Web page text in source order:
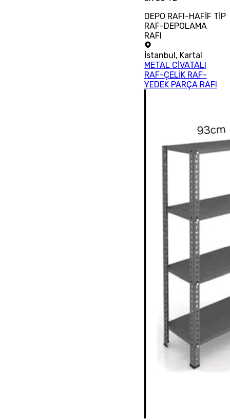
DEPO RAFI-HAFİF TİP
RAF-DEPOLAMA
RAFI
İstanbul, Kartal
METAL CİVATALI
RAF-ÇELİK RAF-
YEDEK PARÇA RAFI